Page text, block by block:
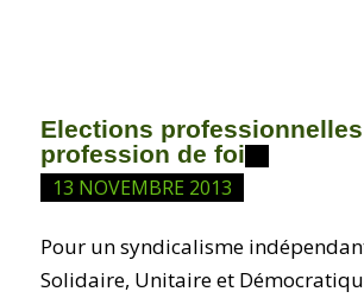
Elections professionnelles
profession de foi
13 NOVEMBRE 2013
Pour un syndicalisme
Solidaire, Unitaire et